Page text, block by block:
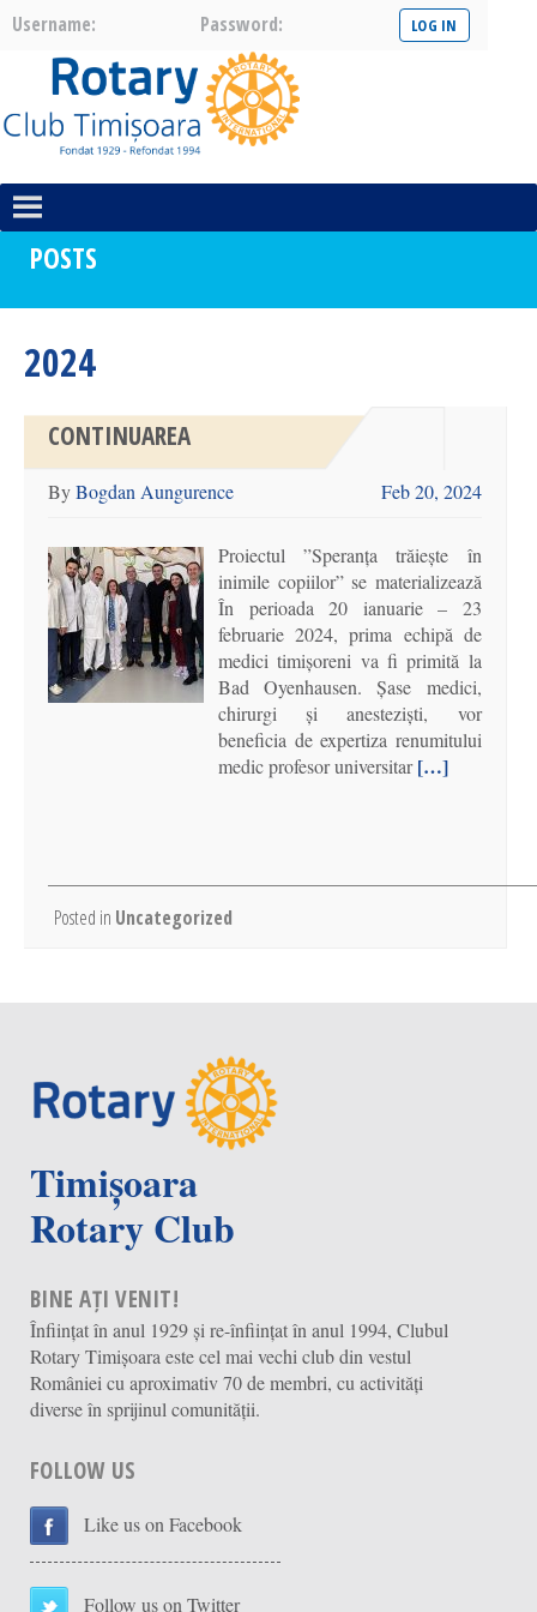
Username: Password:
POSTS
2024
CONTINUAREA
ByBogdan Aungurence Feb 20, 2024
Proiectul ”Speranța trăiește în
inimile copiilor” se materializează
În perioada 20 ianuarie – 23
februarie 2024, prima echipă de
medici timișoreni va fi primită la
Bad Oyenhausen. Șase medici,
chirurgi și anesteziști, vor
beneficia de expertiza renumitului
medic profesor universitar[…]
Posted in Uncategorized
Timișoara
Rotary Club
BINE AȚI VENIT!
Înființat în anul 1929 și re-înființat în anul 1994, Clubul
Rotary Timișoara este cel mai vechi club din vestul
României cu aproximativ 70 de membri, cu activități
diverse în sprijinul comunității.
FOLLOW US
Like us on Facebook
Follow us on Twitter